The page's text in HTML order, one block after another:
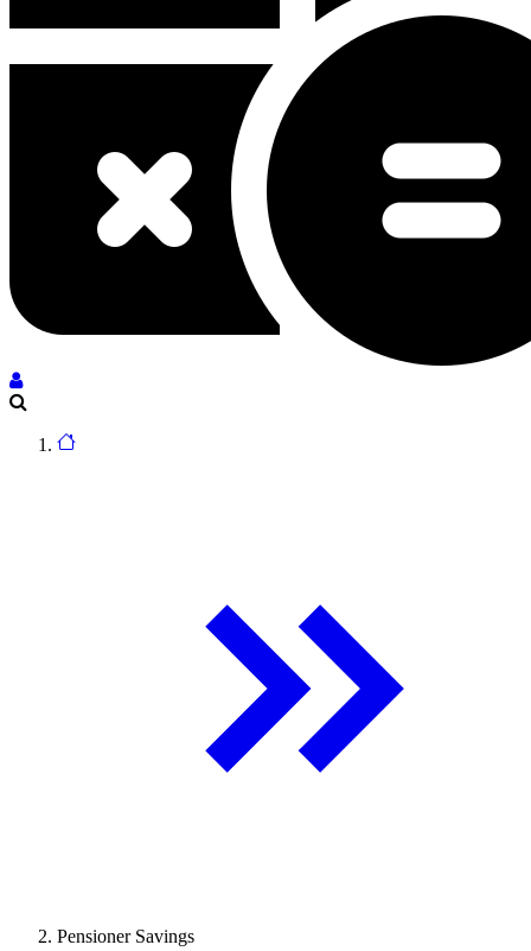
Pensioner Savings